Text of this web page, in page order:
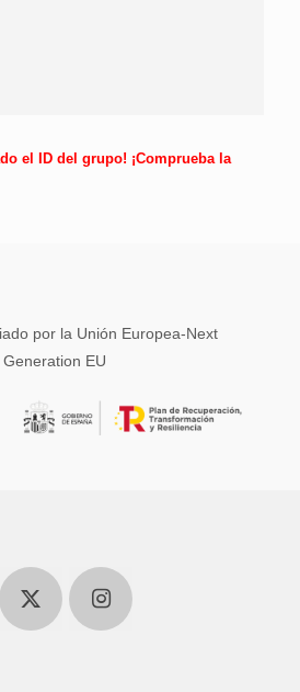
el ID del grupo! ¡Comprueba la
por la Unión Europea-Next
Generation EU